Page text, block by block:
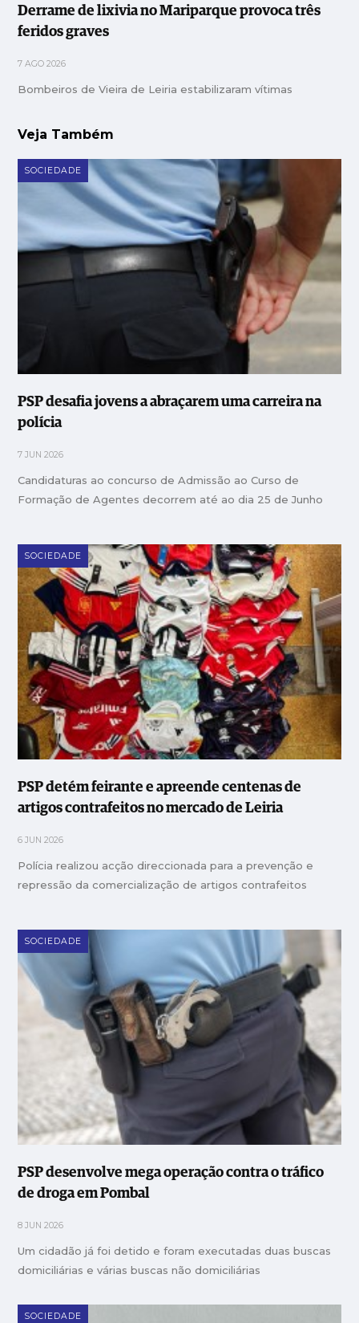
Derrame de lixivia no Mariparque provoca três
feridos graves
7 AGO 2026
Bombeiros de Vieira de Leiria estabilizaram vítimas
Veja Também
SOCIEDADE
PSP desafia jovens a abraçarem uma carreira na
polícia
7 JUN 2026
Candidaturas ao concurso de Admissão ao Curso de
Formação de Agentes decorrem até ao dia 25 de Junho
SOCIEDADE
PSP detém feirante e apreende centenas de
artigos contrafeitos no mercado de Leiria
6 JUN 2026
Polícia realizou acção direccionada para a prevenção e
repressão da comercialização de artigos contrafeitos
SOCIEDADE
PSP desenvolve mega operação contra o tráfico
de droga em Pombal
8 JUN 2026
Um cidadão já foi detido e foram executadas duas buscas
domiciliárias e várias buscas não domiciliárias
SOCIEDADE